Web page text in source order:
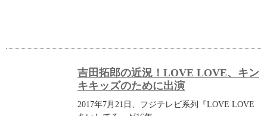
吉田拓郎の近況！LOVE LOVE、キン
キキッズのために出演
2017年7月21日、フジテレビ系列『LOVE LOVE